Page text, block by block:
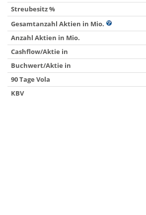
Streubesitz %
Gesamtanzahl Aktien in Mio.
Anzahl Aktien in Mio.
Cashflow/Aktie in
Buchwert/Aktie in
90 Tage Vola
KBV